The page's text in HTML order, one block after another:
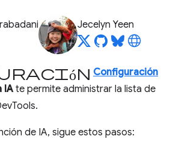
Jecelyn Yeen
Configuración
IA te permite administrar la lista de
de IA, sigue estos pasos: